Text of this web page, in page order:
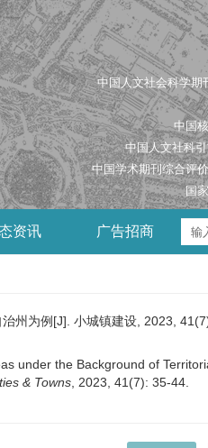
中国人文社会科学期
中国
中国人文社科
中国学术期刊综合评
国
资讯 广告招商
州为例[J]. 小城镇建设, 2023,
under the Background of
& Towns , 2023, 41(7): 35-44.